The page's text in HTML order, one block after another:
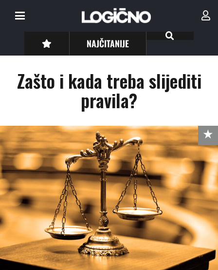
NAJČITANIJE
Zašto i kada treba slijediti
pravila?